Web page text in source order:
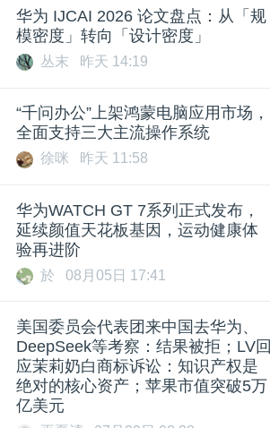
华为 IJCAI 2026 论文盘点：从「规
模密度」转向「设计密度」
丛末 昨天 14:19
“千问办公”上架鸿蒙电脑应用市场，
全面支持三大主流操作系统
徐咪 昨天 11:58
华为WATCH GT 7系列正式发布，
延续颜值天花板基因，运动健康体
验再进阶
於 08月05日 17:41
美国委员会代表团来中国去华为、
DeepSeek等考察：结果被拒；LV回
应茉莉奶白商标诉讼：知识产权是
绝对的核心资产；苹果市值突破5万
亿美元